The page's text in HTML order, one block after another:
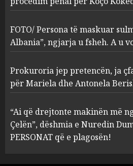
3
FOTO/
sulmuan
ngjarja u
serverat?
MARCH 25, 2025
4
çfarë
Berishën
MARCH 25, 2025
FOTO/ Persona të maskuar
Albania”, ngjarja u fsheh. A u
Prokuroria jep pretencën, ja
për Mariela dhe Antonela
“Ai që drejtonte makinën më
Çelën”, dëshmia e Nuredin
PERSONAT që e plagosën!